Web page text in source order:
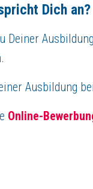
Dich an?
Deiner
Ausbildung
Online-